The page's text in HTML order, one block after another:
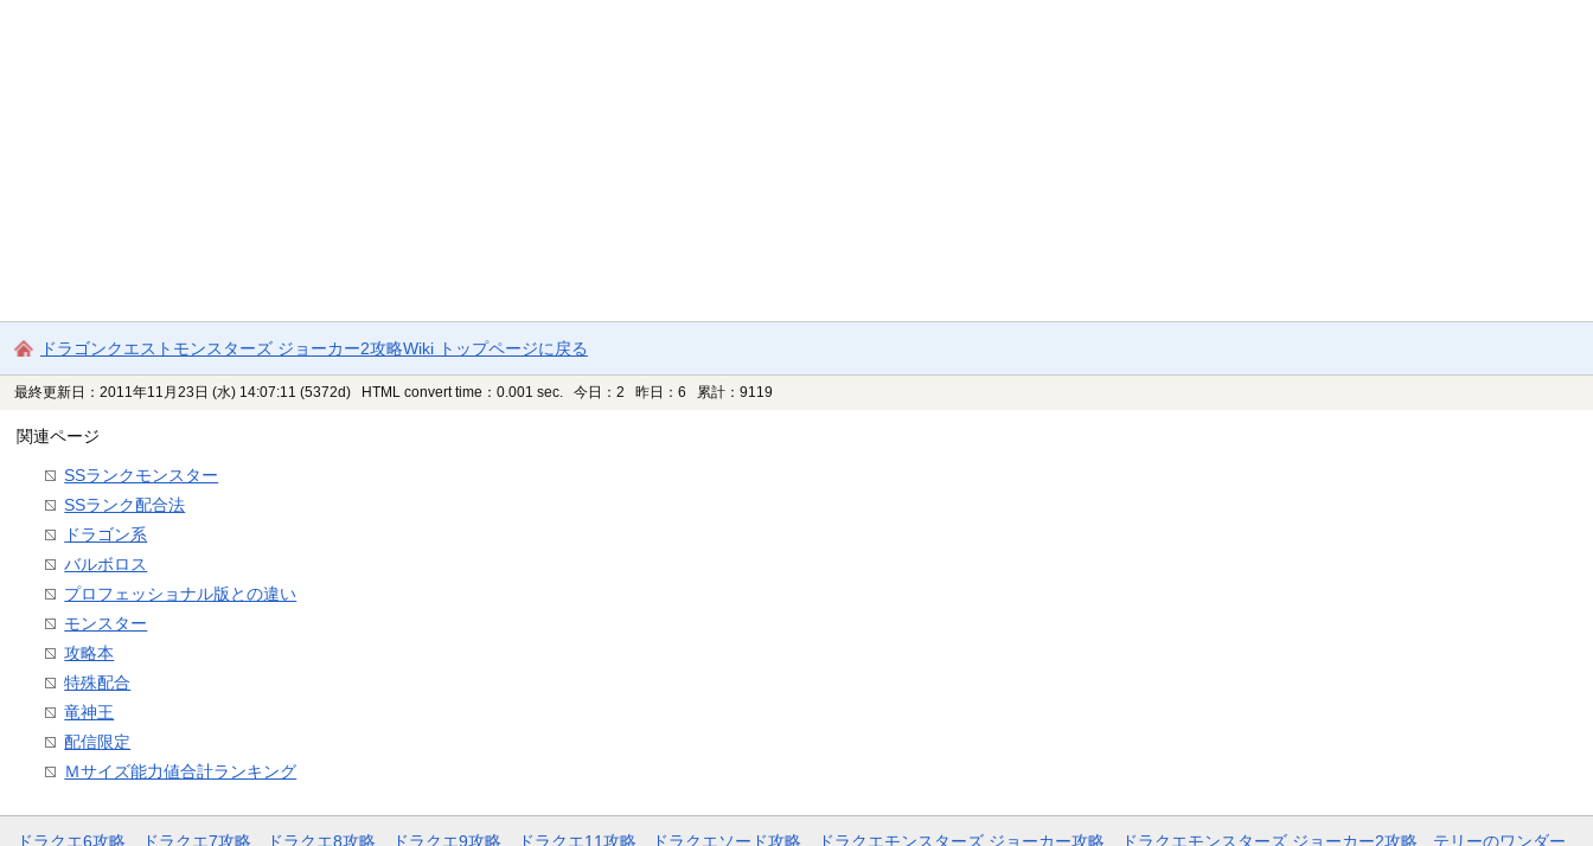
ドラゴンクエストモンスターズ ジョーカー2攻略Wiki トップページに戻る
最終更新日：2011年11月23日 (水) 14:07:11 (5372d) HTML convert time：0.001 sec. 今日：2 昨日：6 累計：9119
関連ページ
SSランクモンスター
SSランク配合法
ドラゴン系
バルボロス
プロフェッショナル版との違い
モンスター
攻略本
特殊配合
竜神王
配信限定
Ｍサイズ能力値合計ランキング
ドラクエ6攻略 ドラクエ7攻略 ドラクエ8攻略 ドラクエ9攻略 ドラクエ11攻略 ドラクエソード攻略 ドラクエモンスターズ ジョーカー攻略 ドラクエモンスターズ ジョーカー2攻略 テリーのワンダー